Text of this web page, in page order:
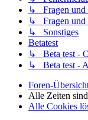
↳ Fragen und
↳ Fragen und
↳ Sonstiges
Betatest
↳ Beta test -
↳ Beta test -
Foren-
Alle Zeiten sind
Alle Cookies